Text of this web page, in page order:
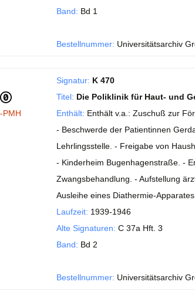
Band: Bd 1
Bestellnummer: Universitätsarchiv
PMH
Signatur: K 470
Titel: Die Poliklinik für Haut- und
Enthält: Enthält v.a.: Zuschuß zur
- Beschwerde der Patientinnen
Lehrlingsstelle. - Freigabe von
- Kinderheim Bugenhagenstraße. -
Zwangsbehandlung. - Aufstellung
Ausleihe eines Diathermie-
Laufzeit: 1939-1946
Alte Signaturen: C 37a Hft. 3
Band: Bd 2
Bestellnummer: Universitätsarchiv